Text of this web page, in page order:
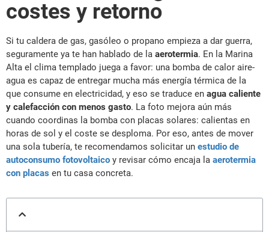
costes y retorno
Si tu caldera de gas, gasóleo o propano empieza a dar guerra,
seguramente ya te han hablado de la aerotermia. En la Marina
Alta el clima templado juega a favor: una bomba de calor aire-
agua es capaz de entregar mucha más energía térmica de la
que consume en electricidad, y eso se traduce en agua caliente
y calefacción con menos gasto. La foto mejora aún más
cuando coordinas la bomba con placas solares: calientas en
horas de sol y el coste se desploma. Por eso, antes de mover
una sola tubería, te recomendamos solicitar un estudio de
autoconsumo fotovoltaico y revisar cómo encaja la aerotermia
con placas en tu casa concreta.